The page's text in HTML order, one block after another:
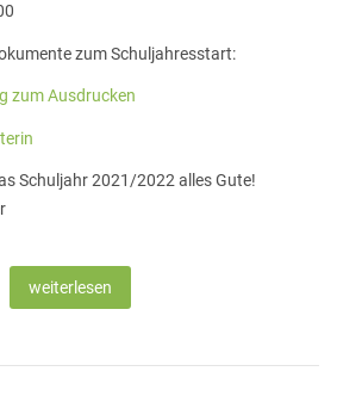
zum Schuljahresstart:
zum Ausdrucken
Schuljahr 2021/2022 alles Gute!
weiterlesen